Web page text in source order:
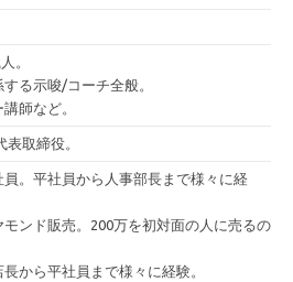
。
る示唆/コーチ全般。
師など。
表取締役。
。平社員から人事部長まで様々に経
ンド販売。200万を初対面の人に売るの
から平社員まで様々に経験。